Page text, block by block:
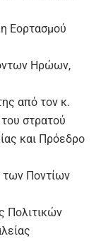
Εορτασμού
Ηρώων,
από τον κ.
στρατού
και Πρόεδρο
των Ποντίων
Πολιτικών